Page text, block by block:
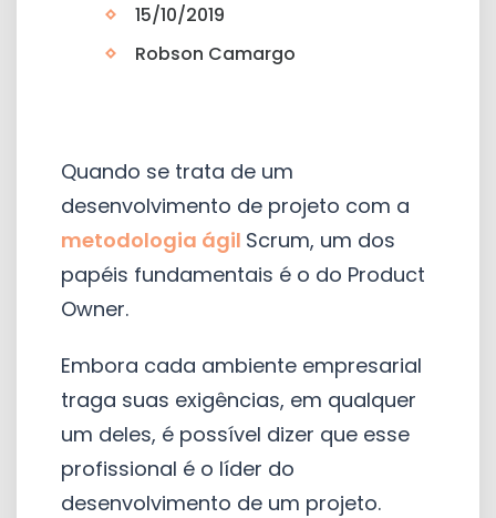
15/10/2019
Robson Camargo
Quando se trata de um
desenvolvimento de projeto com a
metodologia ágil Scrum, um dos
papéis fundamentais é o do Product
Owner.
Embora cada ambiente empresarial
traga suas exigências, em qualquer
um deles, é possível dizer que esse
profissional é o líder do
desenvolvimento de um projeto.